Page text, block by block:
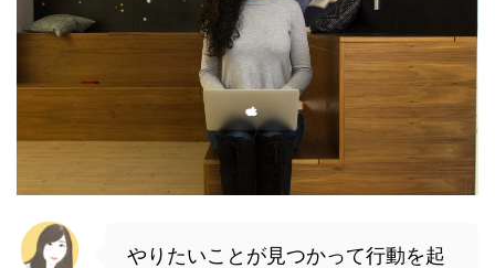
やりたいことが見つかって行動を起